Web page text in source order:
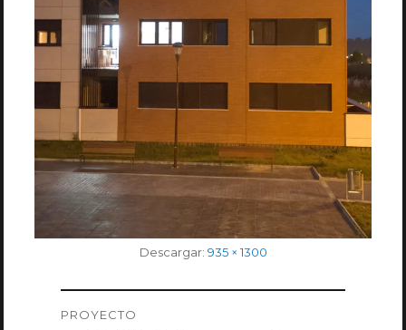
Descargar: completo
935 × 1300
PROYECTO